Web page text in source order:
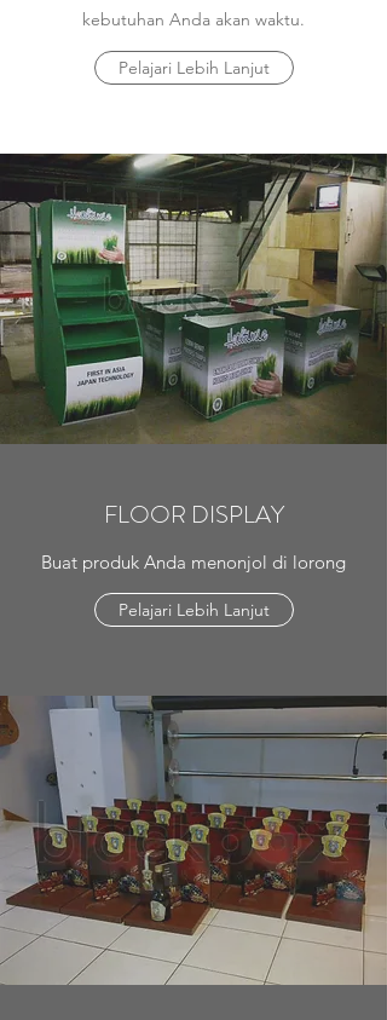
kebutuhan Anda akan waktu.
Pelajari Lebih Lanjut
FLOOR DISPLAY
Buat produk Anda menonjol di lorong
Pelajari Lebih Lanjut